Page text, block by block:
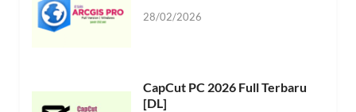
28/02/2026
CapCut PC 2026 Full Terbaru
[DL]